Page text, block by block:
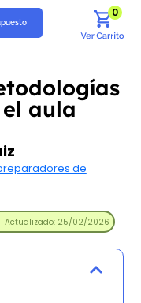
0
aula
de
Actualizado: 25/02/2026